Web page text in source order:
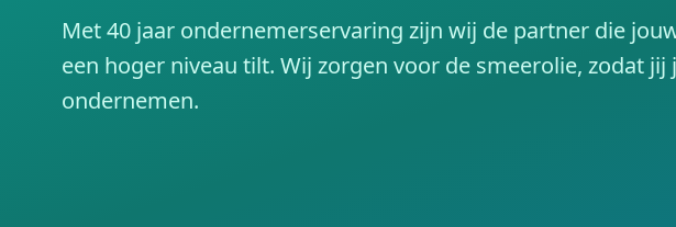
Met 40 jaar ondernemerservaring zijn wij de partner die
een hoger niveau tilt. Wij zorgen voor de smeerolie, zodat
ondernemen.